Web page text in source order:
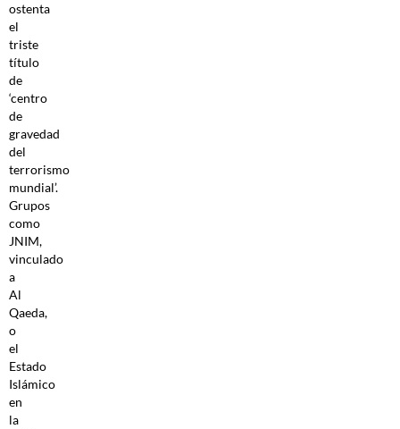
ostenta
el
triste
título
de
‘centro
de
gravedad
del
terrorismo
mundial’.
Grupos
como
JNIM,
vinculado
a
Al
Qaeda,
o
el
Estado
Islámico
en
la